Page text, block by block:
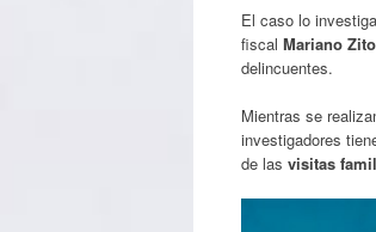
El caso lo
fiscal Mariano Zito
delincuentes.
Mientras se
investigadores
de las visitas